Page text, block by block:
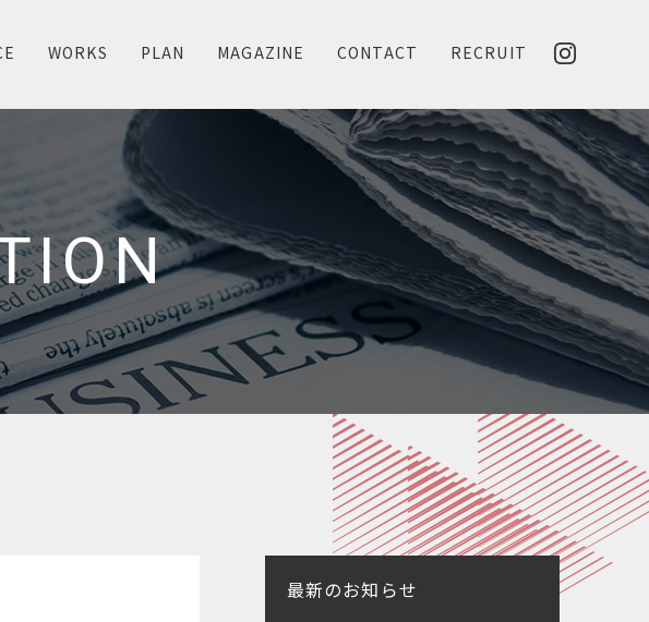
WORKS PLAN MAGAZINE CONTACT RECRUIT
最新のお知らせ